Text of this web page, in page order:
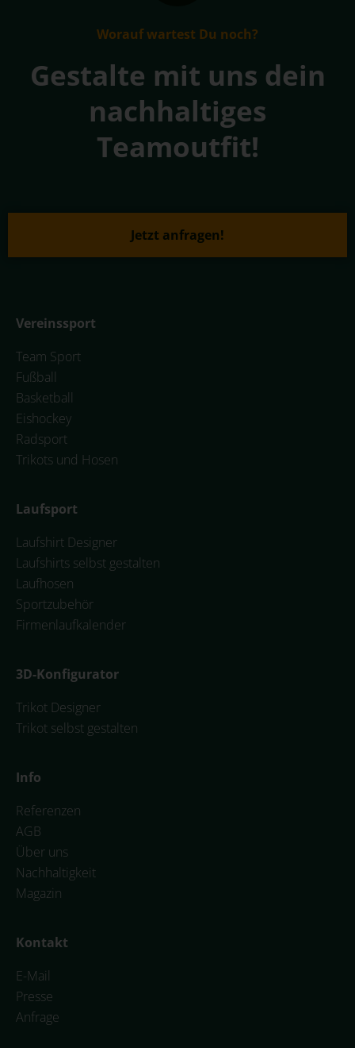
Worauf wartest Du noch?
Gestalte mit uns dein
nachhaltiges
Teamoutfit!
Jetzt anfragen!
Vereinssport
Team Sport
Fußball
Basketball
Eishockey
Radsport
Trikots und Hosen
Laufsport
Laufshirt Designer
Laufshirts selbst gestalten
Laufhosen
Sportzubehör
Firmenlaufkalender
3D-Konfigurator
Trikot Designer
Trikot selbst gestalten
Info
Referenzen
AGB
Über uns
Nachhaltigkeit
Magazin
Kontakt
E-Mail
Presse
Anfrage